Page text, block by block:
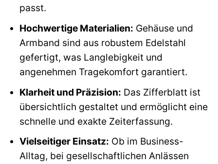
passt.
Hochwertige Materialien: Gehäuse und
Armband sind aus robustem Edelstahl
gefertigt, was Langlebigkeit und
angenehmen Tragekomfort garantiert.
Klarheit und Präzision: Das Zifferblatt ist
übersichtlich gestaltet und ermöglicht eine
schnelle und exakte Zeiterfassung.
Vielseitiger Einsatz: Ob im Business-
Alltag, bei gesellschaftlichen Anlässen